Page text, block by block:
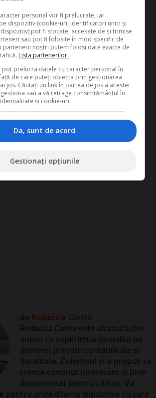
comerciale practicate de fiecare
s-au mai �nt�lnit s�
de Bune Practici �i s-au
prive�te majoritatea
a fost stabilit c� taxele,
de magazin, nu vor mai fi
vor pl�ti penalit��i dac�
furnizori, la fel cum furnizorii
dac� �nt�rzie livrarea
unui ghid �n domeniu au
afirma�iilor produc�torilor privind
de Redactia Conta
Redactia Conta este alcatuita din
autori cu experienta dovedita pe
domenii precum contabilitate si
fiscalitate. Colectivul si-a propus sa
creeze continut interesant si bine
documentat pentru cititori. Va
pentru orice dilema legislativa cu care
personal vor fi prelucrate, iar
dispozitiv (cookie-uri, identificatori unici și
pot fi stocate, accesate de și trimise
sau pot fi folosite în mod specific de
partenerii noștri putem folosi date exacte de
Lista partenerilor.
pot prelucra datele cu caracter personal în
de care puteți obiecta prin gestionarea
jos. Căutați un link în partea de jos a acestei
sau a vă retrage consimțământul în
și cookie-uri.
Da, sunt de acord
Gestionați opțiunile